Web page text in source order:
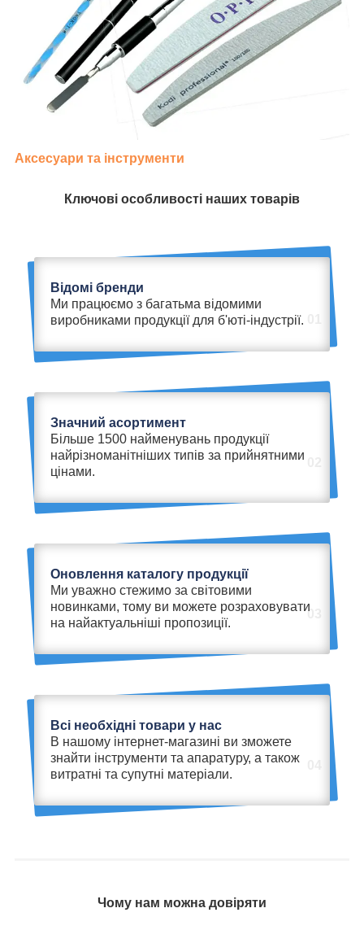
Аксесуари та інструменти
Ключові особливості наших товарів
Відомі бренди
Ми працюємо з багатьма відомими
виробниками продукції для б'юті-індустрії.
Значний асортимент
Більше 1500 найменувань продукції
найрізноманітніших типів за прийнятними
цінами.
03
Оновлення каталогу продукції
Ми уважно стежимо за світовими
новинками, тому ви можете розраховувати
на найактуальніші пропозиції.
Всі необхідні товари у нас
В нашому інтернет-магазині ви зможете
знайти інструменти та апаратуру, а також
витратні та супутні матеріали.
Чому нам можна довіряти